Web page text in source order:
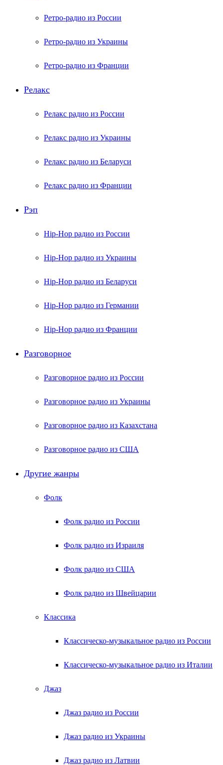
Ретро-радио из России
Ретро-радио из Украины
Ретро-радио из Франции
Релакс
Релакс радио из России
Релакс радио из Украины
Релакс радио из Беларуси
Релакс радио из Франции
Рэп
Hip-Hop радио из России
Hip-Hop радио из Украины
Hip-Hop радио из Беларуси
Hip-Hop радио из Германии
Hip-Hop радио из Франции
Разговорное
Разговорное радио из России
Разговорное радио из Украины
Разговорное радио из Казахстана
Разговорное радио из США
Другие жанры
Фолк
Фолк радио из России
Фолк радио из Израиля
Фолк радио из США
Фолк радио из Швейцарии
Классика
Классическо-музыкальное радио из России
Классическо-музыкальное радио из Италии
Джаз
Джаз радио из России
Джаз радио из Украины
Джаз радио из Латвии